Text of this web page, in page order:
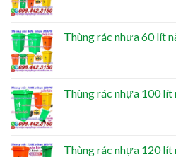
Thùng rác nhựa 60 lít
Thùng rác nhựa 100
Thùng rác nhựa 120